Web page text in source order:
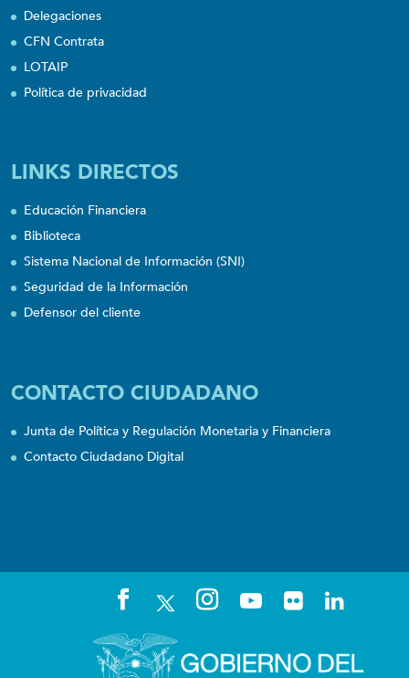
Delegaciones
CFN Contrata
LOTAIP
Política de privacidad
LINKS DIRECTOS
Educación Financiera
Biblioteca
Sistema Nacional de Información (SNI)
Seguridad de la Información
Defensor del cliente
CONTACTO CIUDADANO
Junta de Política y Regulación Monetaria y Financiera
Contacto Ciudadano Digital